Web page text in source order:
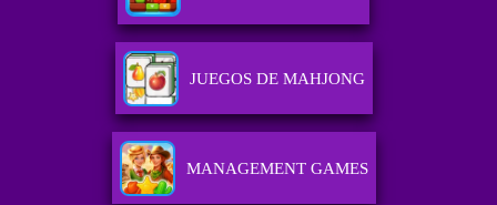
JUEGOS DE MAHJONG
MANAGEMENT GAMES